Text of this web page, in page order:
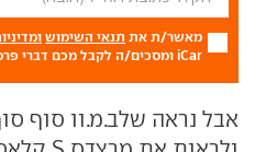
מאשר/ת את תנאי השימוש
iCar ומסכים/ה לקבל מכם דברי פרסום.
אבל נראה שלב.מ.וו סוף